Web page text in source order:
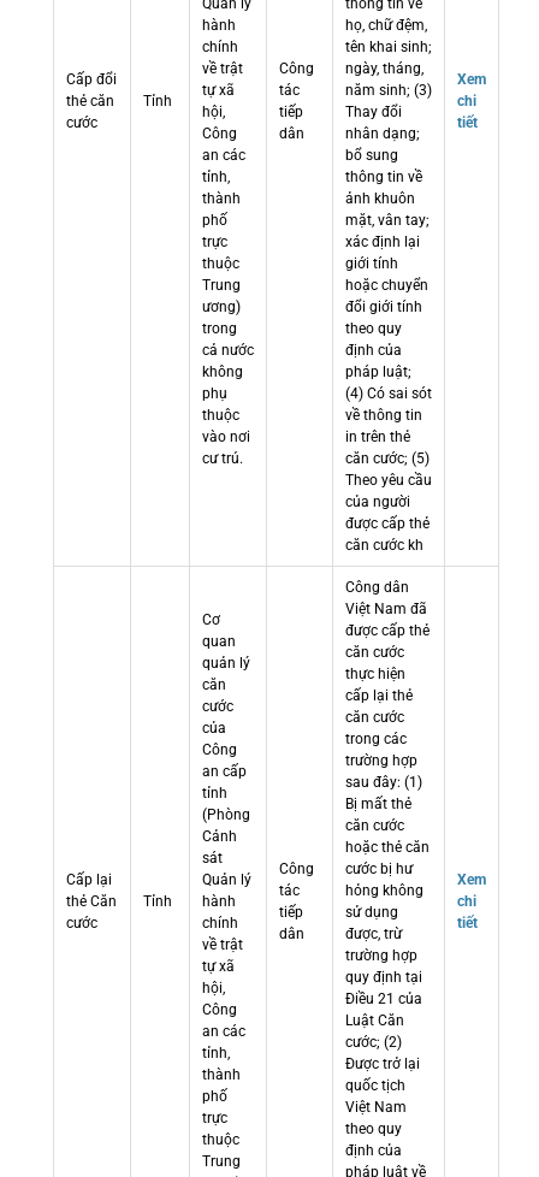
Cấp đổi
thẻ căn
cước
Tỉnh
Quản lý
hành
chính
về trật
tự xã
hội,
Công
an các
tỉnh,
thành
phố
trực
thuộc
Trung
ương)
trong
cả nước
không
phụ
thuộc
vào nơi
cư trú.
Công
tác
tiếp
dân
thông tin về
họ, chữ đệm,
tên khai sinh;
ngày, tháng,
năm sinh; (3)
Thay đổi
nhân dạng;
bổ sung
thông tin về
ảnh khuôn
mặt, vân tay;
xác định lại
giới tính
hoặc chuyển
đổi giới tính
theo quy
định của
pháp luật;
(4) Có sai sót
về thông tin
in trên thẻ
căn cước; (5)
Theo yêu cầu
của người
được cấp thẻ
căn cước kh
Xem
chi
tiết
Cấp lại
thẻ Căn
cước
Tỉnh
Cơ
quan
quản lý
căn
cước
của
Công
an cấp
tỉnh
(Phòng
Cảnh
sát
Quản lý
hành
chính
về trật
tự xã
hội,
Công
an các
tỉnh,
thành
phố
trực
thuộc
Trung
Công
tác
tiếp
dân
Công dân
Việt Nam đã
được cấp thẻ
căn cước
thực hiện
cấp lại thẻ
căn cước
trong các
trường hợp
sau đây: (1)
Bị mất thẻ
căn cước
hoặc thẻ căn
cước bị hư
hỏng không
sử dụng
được, trừ
trường hợp
quy định tại
Điều 21 của
Luật Căn
cước; (2)
Được trở lại
quốc tịch
Việt Nam
theo quy
định của
pháp luật về
Xem
chi
tiết